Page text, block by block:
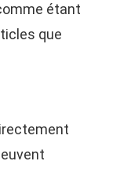
étant
que